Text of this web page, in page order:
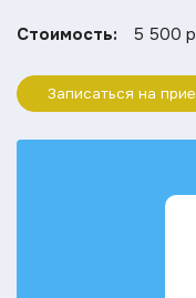
Стоимость: 5 500
Записаться на